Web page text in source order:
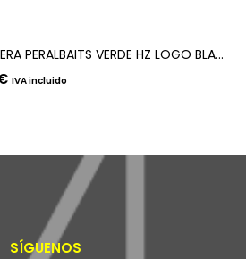
SUDADERA PERALBAITS VERDE HZ LOGO BLANCO
IVA incluido
SÍGUENOS